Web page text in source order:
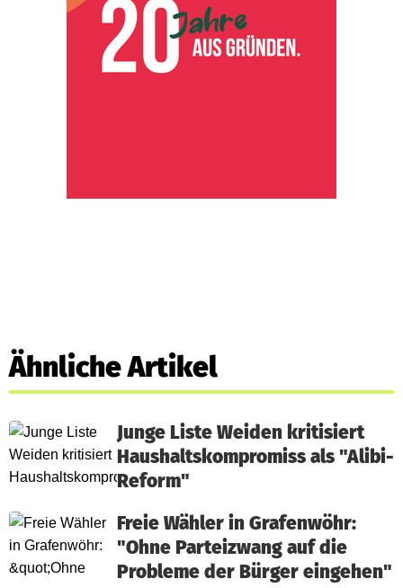
Ähnliche Artikel
Junge Liste Weiden kritisiert
Haushaltskompromiss als "Alibi-
Reform"
Freie Wähler in Grafenwöhr:
"Ohne Parteizwang auf die
Probleme der Bürger eingehen"